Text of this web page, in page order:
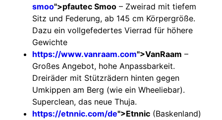
smoo">pfautec Smoo – Zweirad mit tiefem
Sitz und Federung, ab 145 cm Körpergröße.
Dazu ein vollgefedertes Vierrad für höhere
Gewichte
https://www.vanraam.com">VanRaam –
Großes Angebot, hohe Anpassbarkeit.
Dreiräder mit Stützrädern hinten gegen
Umkippen am Berg (wie ein Wheeliebar).
Superclean, das neue Thuja.
https://etnnic.com/de">Etnnic (Baskenland)